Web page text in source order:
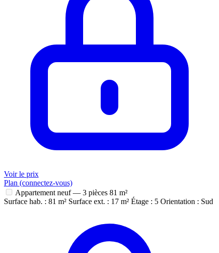
Voir le prix
Plan (connectez-vous)
Appartement neuf — 3 pièces 81 m²
Surface hab. : 81 m² Surface ext. : 17 m² Étage : 5 Orientation : Sud